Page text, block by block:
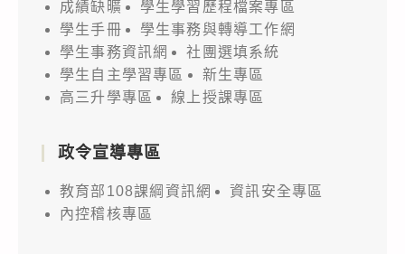
成績缺曠
學生學習歷程檔案專區
學生手冊
學生事務與轉導工作網
學生事務資訊網
社團選填系統
學生自主學習專區
新生專區
高三升學專區
線上授課專區
政令宣導專區
教育部108課綱資訊網
資訊安全專區
內控稽核專區